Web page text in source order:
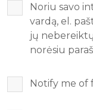
Noriu savo
vardą, el.
jų
norėsiu
Notify me of